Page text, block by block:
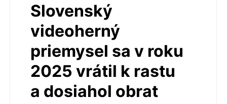
Slovenský
videoherný
priemysel sa v roku
2025 vrátil k rastu
a dosiahol obrat